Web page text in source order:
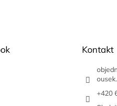
Kontakt
+420